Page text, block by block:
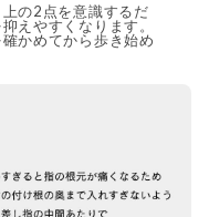
上の2点を意識するだ
えやすくなります。
かめてから歩き始め